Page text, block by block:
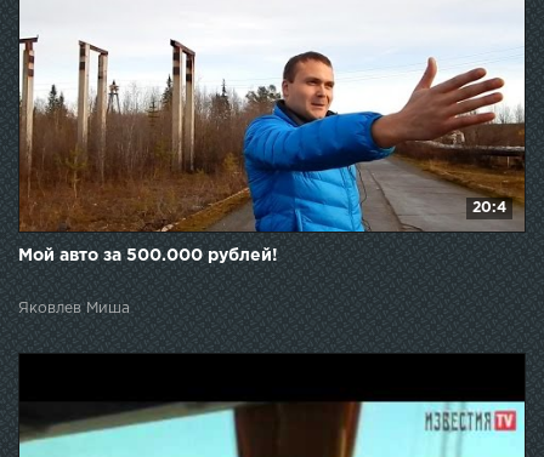
20:4
Мой авто за 500.000 рублей!
Яковлев Миша